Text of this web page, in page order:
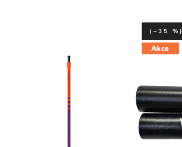
Akce
(–35 %)